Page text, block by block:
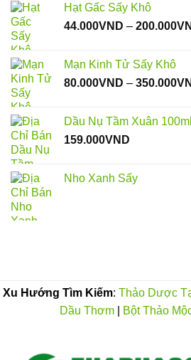
Hạt Gấc Sấy Khô
44.000VND – 200.000
Mạn Kinh Tử Sấy Khô
80.000VND – 350.000
Dầu Nụ Tầm Xuân 100ml
159.000VND
Nho Xanh Sấy
Xu Hướng Tìm Kiếm: Thảo Dược
Dầu Thơm
Bột Thảo